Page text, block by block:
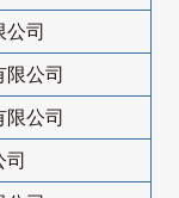
司
公司
公司